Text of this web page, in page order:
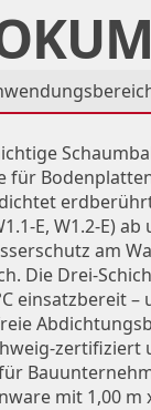
E, W1.2-E)
am
Die Drei-
einsatzbereit
zertifiziert
mit 1,00 m